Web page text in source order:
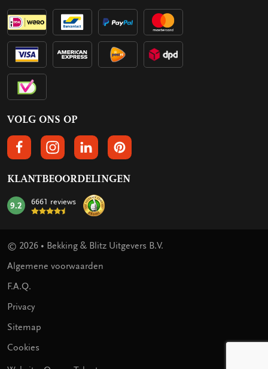
VOLG ONS OP
VOLGS ONS OP FACEBOOK
VOLG ONS OP INSTAGRAM
VOLG ONS OP LINKEDIN
VOLG ONS OP PINTEREST
KLANTBEOORDELINGEN
mark:
9.2 6661 reviews
© 2026 • Bekking & Blitz Uitgevers B.V.
Algemene voorwaarden
F.A.Q.
Privacy
Sitemap
Cookies